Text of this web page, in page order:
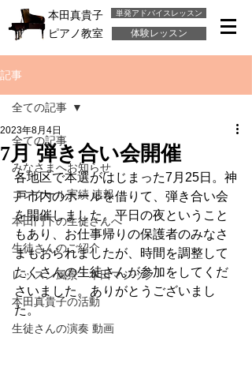
単発アドバイスレッスン
本田真貴子
ピアノ教室
体験レッスン
記事
全ての記事
みなさまへお知らせ
コンクール実績 速報
本田門下の生徒さんへ
生徒さんのご紹介
レッスン風景・本田マジック
本田真貴子の活動
生徒さんの演奏 動画
全ての記事
7月 弾き合い会開催
2023年8月4日
各地区で本選がはじまった7月25日。神
戸市内のホールを借りて、弾き合い会
を開催しました。平日の夜ということ
もあり、お仕事帰りの保護者のみなさ
まもおられましたが、時間を調整して
たくさんの生徒さんが参加をしてくだ
さいました。ありがとうございまし
た。